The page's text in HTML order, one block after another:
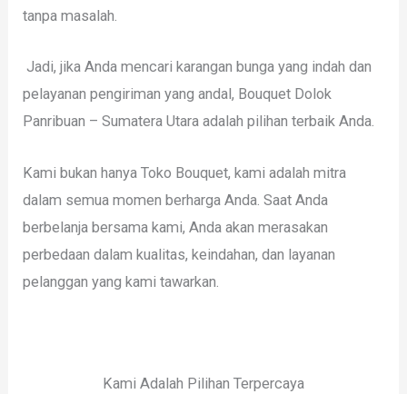
tanpa masalah.
Jadi, jika Anda mencari karangan bunga yang indah dan
pelayanan pengiriman yang andal, Bouquet Dolok
Panribuan – Sumatera Utara adalah pilihan terbaik Anda.
Kami bukan hanya Toko Bouquet, kami adalah mitra
dalam semua momen berharga Anda. Saat Anda
berbelanja bersama kami, Anda akan merasakan
perbedaan dalam kualitas, keindahan, dan layanan
pelanggan yang kami tawarkan.
Kami Adalah Pilihan Terpercaya